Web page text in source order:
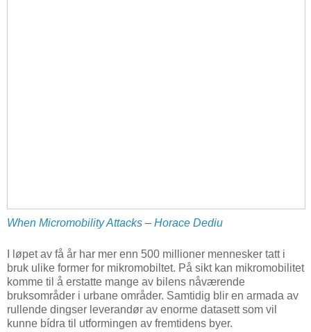
When Micromobility Attacks – Horace Dediu
I løpet av få år har mer enn 500 millioner mennesker tatt i
bruk ulike former for mikromobiltet. På sikt kan mikromobilitet
komme til å erstatte mange av bilens nåværende
bruksområder i urbane områder. Samtidig blir en armada av
rullende dingser leverandør av enorme datasett som vil
kunne bídra til utformingen av fremtidens byer.